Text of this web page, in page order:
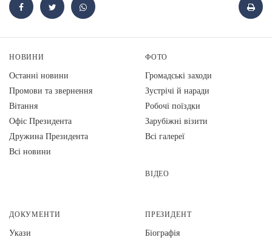
НОВИНИ
Останні новини
Промови та звернення
Вiтання
Офіс Президента
Дружина Президента
Всі новини
ФОТО
Громадські заходи
Зустрічі й наради
Робочі поїздки
Зарубіжні візити
Всі галереї
ВІДЕО
ДОКУМЕНТИ
Укази
ПРЕЗИДЕНТ
Біографія